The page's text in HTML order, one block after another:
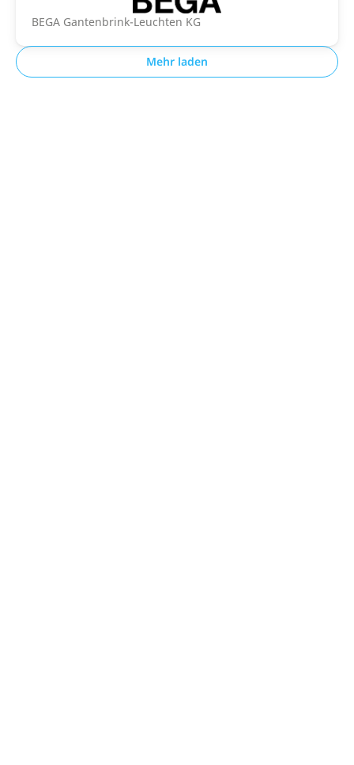
BEGA Gantenbrink-Leuchten KG
Mehr laden